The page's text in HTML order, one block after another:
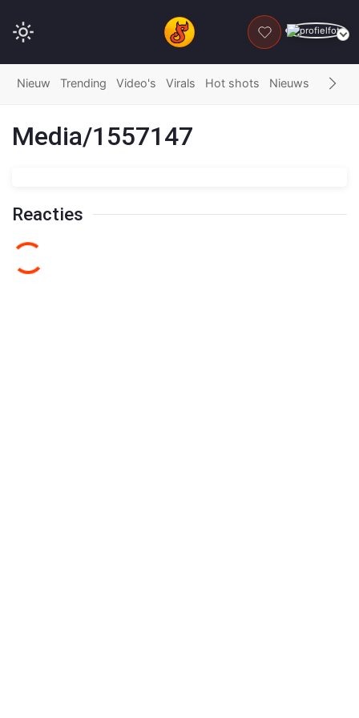
DONEER
Nieuw Trending Video's Virals Hot shots Nieuws Fails
Media/1557147
Reacties